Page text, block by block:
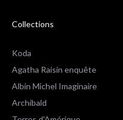
Collections
Koda
Agatha Raisin enquête
Albin Michel Imaginaire
Archibald